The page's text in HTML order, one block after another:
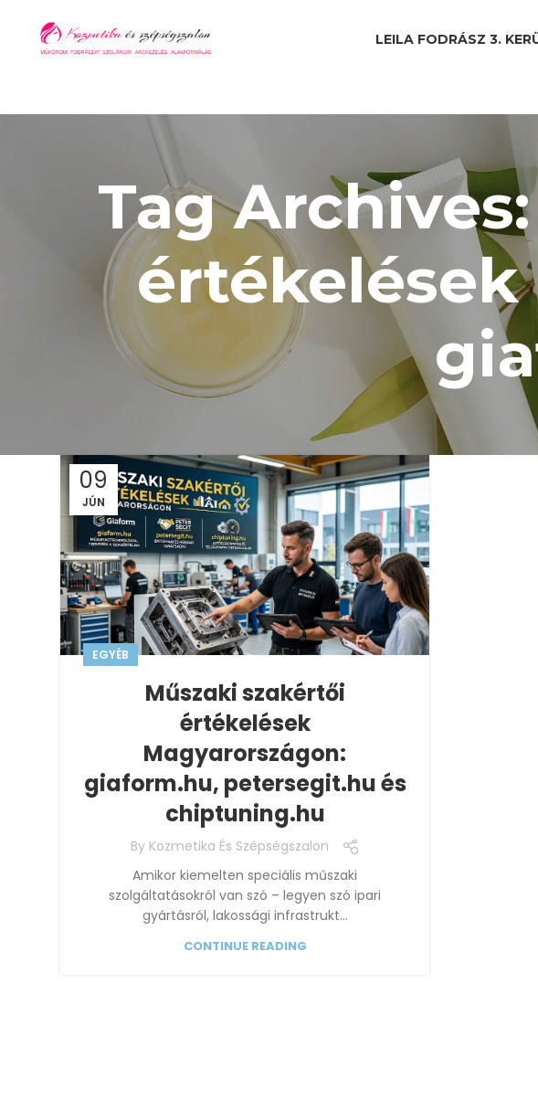
LEILA FODRÁSZ 3.
Tag
értékelések
09
JÚN
EGYÉB
Műszaki szakértői
értékelések
Magyarországon:
giaform.hu, petersegit.hu és
chiptuning.hu
By Kozmetika És Szépségszalon
Amikor kiemelten speciális műszaki
szolgáltatásokról van szó – legyen szó ipari
gyártásról, lakossági infrastrukt...
CONTINUE READING